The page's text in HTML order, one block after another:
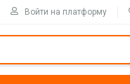
Войти на платформу